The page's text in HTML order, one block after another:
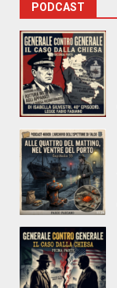
PODCAST